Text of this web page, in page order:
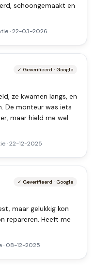
schoongemaakt en
·22-03-2026
✓ Geverifieerd · Google
ze kwamen langs, en
De monteur was iets
maar hield me wel
·22-12-2025
✓ Geverifieerd · Google
maar gelukkig kon
repareren. Heeft me
· 08-12-2025